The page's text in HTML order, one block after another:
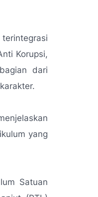
Korupsi,
dari
yang
Satuan